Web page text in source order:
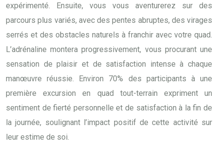
expérimenté. Ensuite, vous vous aventurerez sur des
parcours plus variés, avec des pentes abruptes, des virages
serrés et des obstacles naturels à franchir avec votre quad.
L’adrénaline montera progressivement, vous procurant une
sensation de plaisir et de satisfaction intense à chaque
manœuvre réussie. Environ 70% des participants à une
première excursion en quad tout-terrain expriment un
sentiment de fierté personnelle et de satisfaction à la fin de
la journée, soulignant l’impact positif de cette activité sur
leur estime de soi.